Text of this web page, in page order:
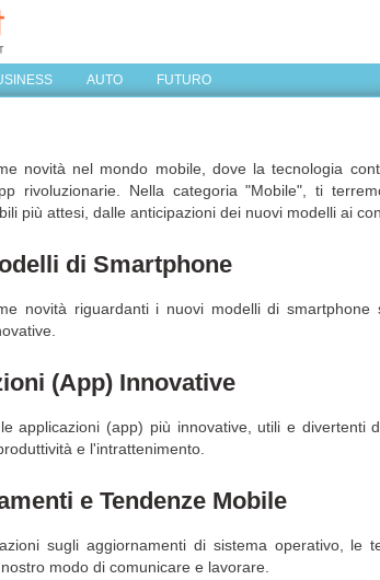
AUTO FUTURO
novità nel mondo mobile, dove la tecnologia
rivoluzionarie. Nella categoria "Mobile", ti
più attesi, dalle anticipazioni dei nuovi modelli ai
di Smartphone
novità riguardanti i nuovi modelli di
(App) Innovative
applicazioni (app) più innovative, utili e divertenti
e l'intrattenimento.
e Tendenze Mobile
sugli aggiornamenti di sistema operativo, le
modo di comunicare e lavorare.